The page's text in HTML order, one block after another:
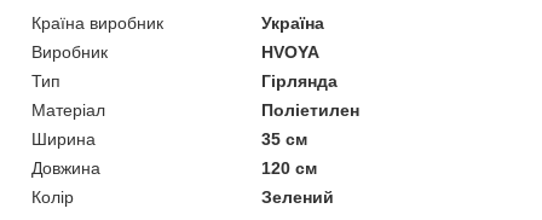
Країна виробник
Україна
Виробник
HVOYA
Тип
Гірлянда
Матеріал
Поліетилен
Ширина
35 см
Довжина
120 см
Колір
Зелений